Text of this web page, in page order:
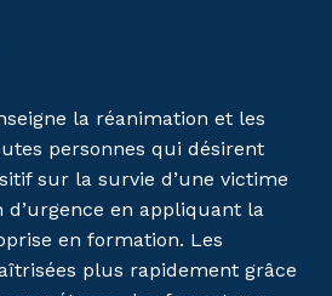
la réanimation et les
personnes qui désirent
sur la survie d’une victime
d’urgence en appliquant la
en formation. Les
plus rapidement grâce